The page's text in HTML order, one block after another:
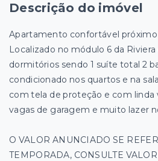
Descrição do imóvel
Apartamento confortável próximo
Localizado no módulo 6 da
dormitórios sendo 1 suíte total 2
condicionado nos quartos e na
com tela de proteção e com linda
vagas de garagem e muito lazer
O VALOR ANUNCIADO SE
TEMPORADA, CONSULTE